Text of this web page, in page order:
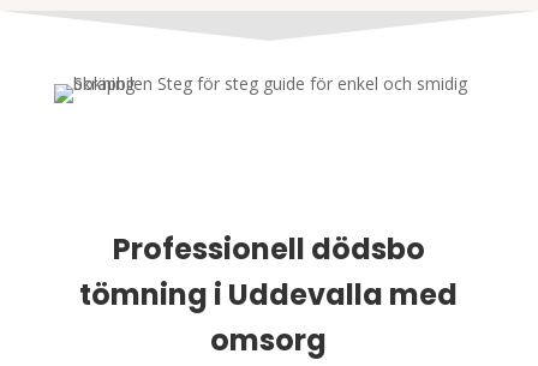
Professionell dödsbo
tömning i Uddevalla med
omsorg